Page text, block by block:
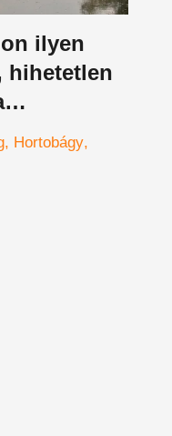
ilyen
hihetetlen
Hortobágy